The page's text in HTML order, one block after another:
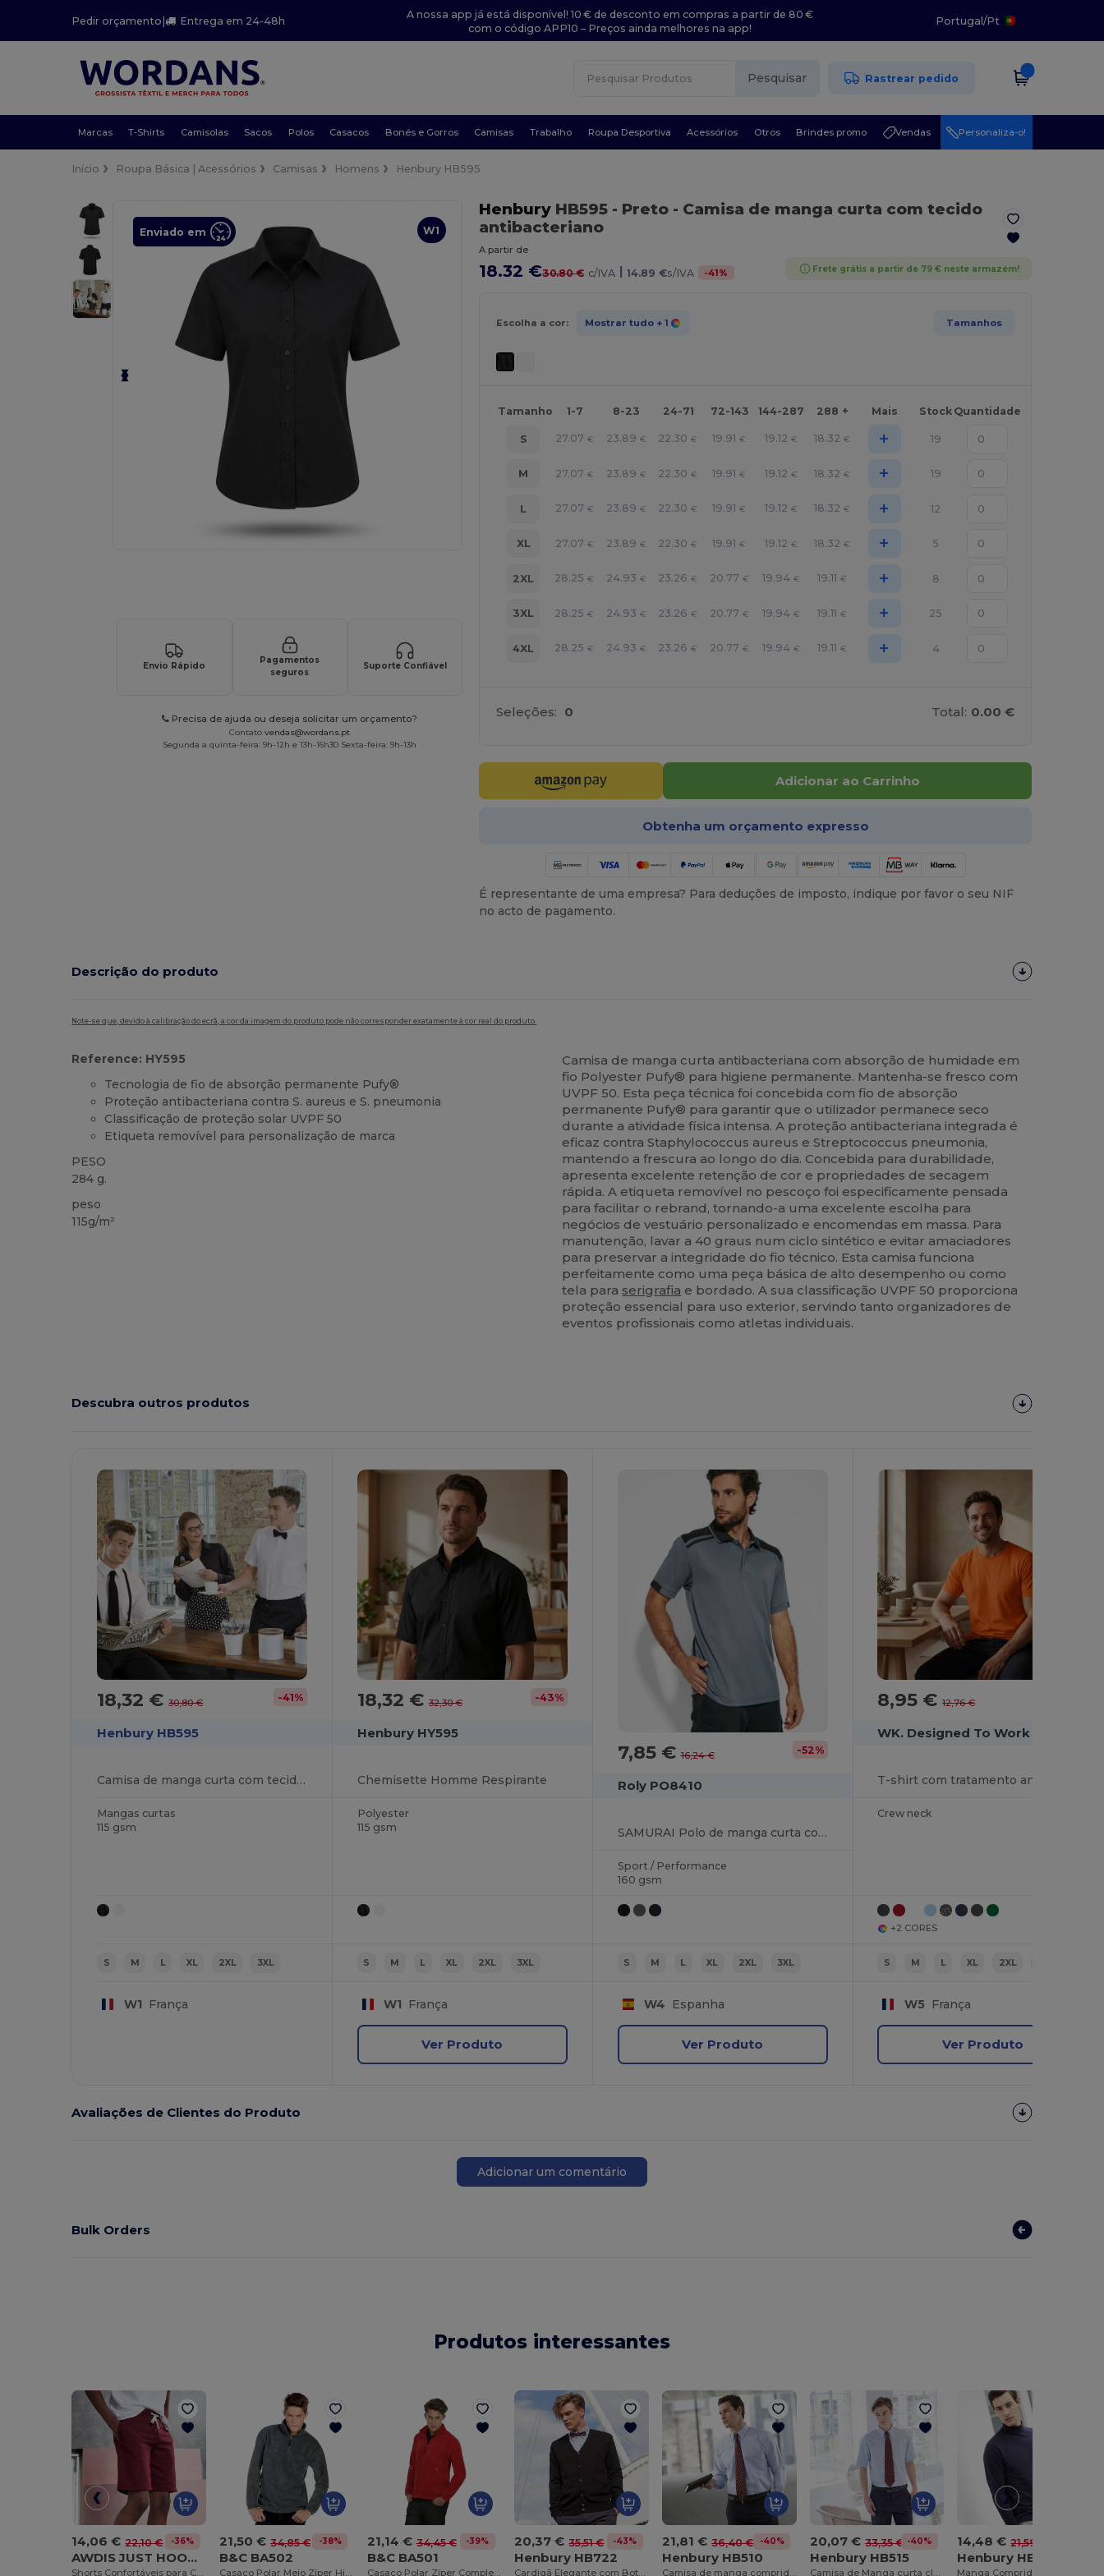
Pedir orçamento| Entrega em 24-48h
A nossa app já está disponível! 10 € de desconto em compras a partir de 80 €
com o código APP10 – Preços ainda melhores na app!
Portugal/Pt
Pesquisar Rastrear pedido
Marcas T-Shirts Camisolas Sacos Polos Casacos Bonés e Gorros Camisas Trabalho Roupa Desportiva Acessórios Otros Brindes promo Vendas Personaliza-o!
Início Roupa Básica | Acessórios Camisas Homens Henbury HB595
W1
Enviado em
Envio Rápido
Pagamentos
seguros
Suporte Confiável
Precisa de ajuda ou deseja solicitar um orçamento?
Contatovendas@wordans.pt
Segunda a quinta-feira: 9h-12h e 13h-16h30 Sexta-feira: 9h-13h
HenburyHB595 - Preto- Camisa de manga curta com tecido
antibacteriano
A partir de
18.32 €30.80 € c/IVA | 14.89 €s/IVA -41% Frete grátis a partir de 79 € neste armazém!
Escolha a cor: Mostrar tudo + 1 Tamanhos
Tamanho 1-7 8-23 24-71 72-143 144-287 288 + Mais Stock Quantidade
S 27.07 € 23.89 € 22.30 € 19.91 € 19.12 € 18.32 € + 19
M 27.07 € 23.89 € 22.30 € 19.91 € 19.12 € 18.32 € + 19
L 27.07 € 23.89 € 22.30 € 19.91 € 19.12 € 18.32 € + 12
XL 27.07 € 23.89 € 22.30 € 19.91 € 19.12 € 18.32 € + 5
2XL 28.25 € 24.93 € 23.26 € 20.77 € 19.94 € 19.11 € + 8
3XL 28.25 € 24.93 € 23.26 € 20.77 € 19.94 € 19.11 € + 25
4XL 28.25 € 24.93 € 23.26 € 20.77 € 19.94 € 19.11 € + 4
Seleções: 0 Total: 0.00 €
Adicionar ao Carrinho
Obtenha um orçamento expresso
É representante de uma empresa? Para deduções de imposto, indique por favor o seu NIF
no acto de pagamento.
Descrição do produto
Note-se que, devido à calibração do ecrã, a cor da imagem do produto pode não corresponder exatamente à cor real do produto.
Reference: HY595
Tecnologia de fio de absorção permanente Pufy®
Proteção antibacteriana contra S. aureus e S. pneumonia
Classificação de proteção solar UVPF 50
Etiqueta removível para personalização de marca
PESO
284 g.
peso
115g/m²
Camisa de manga curta antibacteriana com absorção de humidade em
fio Polyester Pufy® para higiene permanente. Mantenha-se fresco com
UVPF 50. Esta peça técnica foi concebida com fio de absorção
permanente Pufy® para garantir que o utilizador permanece seco
durante a atividade física intensa. A proteção antibacteriana integrada é
eficaz contra Staphylococcus aureus e Streptococcus pneumonia,
mantendo a frescura ao longo do dia. Concebida para durabilidade,
apresenta excelente retenção de cor e propriedades de secagem
rápida. A etiqueta removível no pescoço foi especificamente pensada
para facilitar o rebrand, tornando-a uma excelente escolha para
negócios de vestuário personalizado e encomendas em massa. Para
manutenção, lavar a 40 graus num ciclo sintético e evitar amaciadores
para preservar a integridade do fio técnico. Esta camisa funciona
perfeitamente como uma peça básica de alto desempenho ou como
tela para serigrafia e bordado. A sua classificação UVPF 50 proporciona
proteção essencial para uso exterior, servindo tanto organizadores de
eventos profissionais como atletas individuais.
Descubra outros produtos
18,32 €30,80 € -41%
Henbury HB595
Camisa de manga curta com tecido antibacteriano
Mangas curtas
115 gsm
S M L XL 2XL 3XL
W1 França
18,32 € 32,30 € -43%
Henbury HY595
Chemisette Homme Respirante
Polyester
115 gsm
S M L XL 2XL 3XL
W1 França
Ver Produto
7,85 €16,24 € -52%
Roly PO8410
SAMURAI Polo de manga curta com combinação de cores
Sport / Performance
160 gsm
S M L XL 2XL 3XL
W4 Espanha
Ver Produto
8,95 €12,76 €
WK. Designed To Work WK306
Crew neck
+2 CORES
S M L XL 2XL
W5 França
Ver Produto
Avaliações de Clientes do Produto
Adicionar um comentário
Bulk Orders
Produtos interessantes
14,06 € 22,10 € -36%
AWDIS JUST HOODS JH080
Shorts Confortáveis para Campus e Lazer
21,50 € 34,85 € -38%
B&C BA502
21,14 € 34,45 € -39%
B&C BA501
Casaco Polar Zíper Completo Icewalker
20,37 € 35,51 € -43%
Henbury HB722
Cardigã Elegante com Botões de Efeito Chifre
21,81 € 36,40 € -40%
Henbury HB510
Camisa de manga comprida - classic Oxford
20,07 € 33,35 € -40%
Henbury HB515
Camisa de Manga curta classic Oxford
14,48 € 21,59 €
Henbury HB020
Manga Comprida- Gola Alta